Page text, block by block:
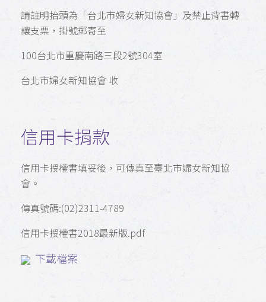
請註明抬頭為「台北市婦女新知協會」及禁止背書轉
讓支票，掛號郵寄至
100台北市重慶南路三段2號304室
台北市婦女新知協會 收
信用卡捐款
信用卡授權書填妥後，可傳真至臺北市婦女新知協
會。
傳真號碼:(02)2311-4789
信用卡授權書2018最新版.pdf
下載檔案